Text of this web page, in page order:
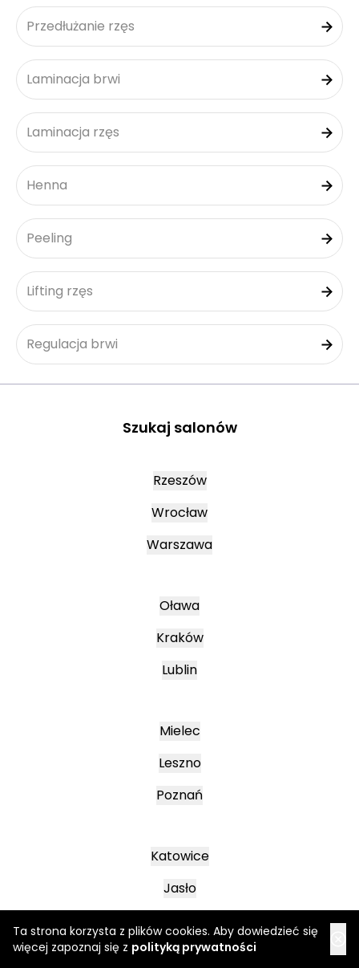
Ta strona korzysta z plików cookies. Aby dowiedzieć się
więcej zapoznaj się z polityką prywatności
Przedłużanie rzęs
Laminacja brwi
Laminacja rzęs
Henna
Peeling
Lifting rzęs
Regulacja brwi
Szukaj salonów
Rzeszów
Wrocław
Warszawa
Oława
Kraków
Lublin
Mielec
Leszno
Poznań
Katowice
Jasło